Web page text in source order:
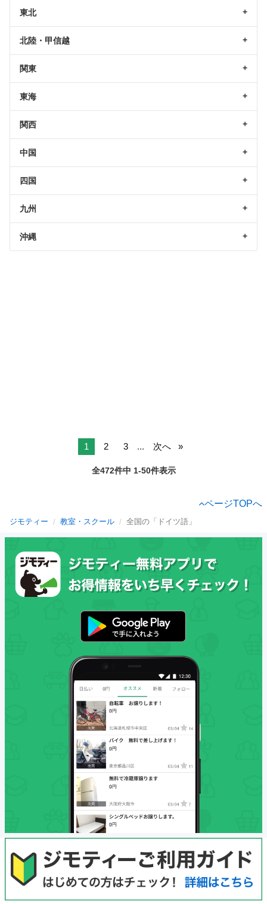
東北
北陸・甲信越
関東
東海
関西
中国
四国
九州
沖縄
1 2 3 ... 次へ
全472件中 1-50件表示
ページTOPへ
ジモティー 教室・スクール 全国の「ドイツ語」